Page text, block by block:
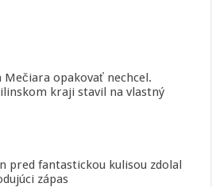
Mečiara opakovať nechcel.
kraji stavil na vlastný
pred fantastickou kulisou zdolal
zápas